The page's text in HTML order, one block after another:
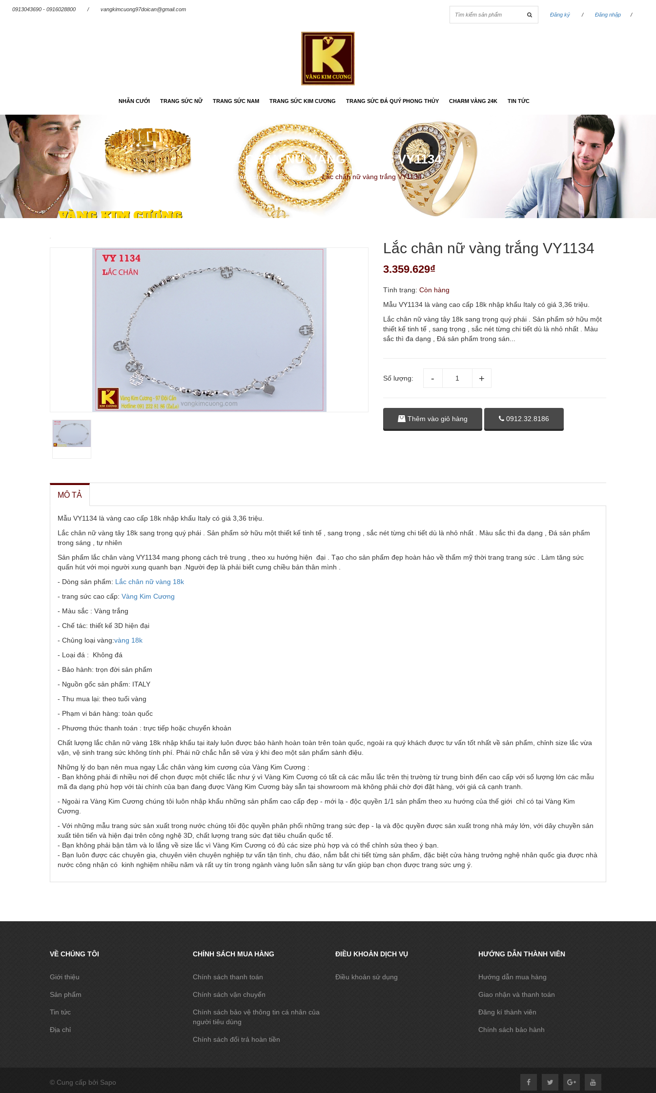
0913043690 - 0916028800 /
vangkimcuong97doican@gmail.com
Đăng ký
/ Đăng nhập /
NHẪN CƯỚI TRANG SỨC NỮ TRANG SỨC NAM TRANG SỨC KIM CƯƠNG TRANG SỨC ĐÁ QUÝ PHONG THỦY CHARM VÀNG 24K TIN TỨC
LẮC CHÂN NỮ VÀNG TRẮNG VY1134
Trang chủ Lắc chân nữ / Lắc chân nữ vàng trắng VY1134
Lắc chân nữ vàng trắng VY1134
3.359.629₫
Tình trạng: Còn hàng
Mẫu VY1134 là vàng cao cấp 18k nhập khẩu Italy có giá 3,36 triệu.
Lắc chân nữ vàng tây 18k sang trọng quý phái . Sản phẩm sở hữu một
thiết kế tinh tế , sang trọng , sắc nét từng chi tiết dù là nhỏ nhất . Màu
sắc thì đa dạng , Đá sản phẩm trong sán...
Số lượng:
Thêm vào giỏ hàng 0912.32.8186
MÔ TẢ
Mẫu VY1134 là vàng cao cấp 18k nhập khẩu Italy có giá 3,36 triệu.
Lắc chân nữ vàng tây 18k sang trọng quý phái . Sản phẩm sở hữu một thiết kế tinh tế , sang trọng , sắc nét từng chi tiết dù là nhỏ nhất . Màu sắc thì đa dạng , Đá sản phẩm
trong sáng , tự nhiên
Sản phẩm lắc chân vàng VY1134 mang phong cách trẻ trung , theo xu hướng hiện đại . Tạo cho sản phẩm đẹp hoàn hảo về thẩm mỹ thời trang trang sức . Làm tăng sức
quấn hút với mọi người xung quanh bạn .Người đẹp là phải biết cưng chiều bản thân mình .
- Dòng sản phẩm: Lắc chân nữ vàng 18k
- trang sức cao cấp: Vàng Kim Cương
- Màu sắc : Vàng trắng
- Chế tác: thiết kế 3D hiện đại
- Chủng loại vàng:vàng 18k
- Loại đá : Không đá
- Bảo hành: trọn đời sản phẩm
- Nguồn gốc sản phẩm: ITALY
- Thu mua lại: theo tuổi vàng
- Phạm vi bán hàng: toàn quốc
- Phương thức thanh toán : trực tiếp hoặc chuyển khoản
Chất lượng lắc chân nữ vàng 18k nhập khẩu tại italy luôn được bảo hành hoàn toàn trên toàn quốc, ngoài ra quý khách được tư vấn tốt nhất về sản phẩm, chỉnh size lắc vừa
vặn, vệ sinh trang sức không tính phí. Phái nữ chắc hẳn sẽ vừa ý khi đeo một sản phẩm sành điệu.
Những lý do bạn nên mua ngay Lắc chân vàng kim cương của Vàng Kim Cương :
- Bạn không phải đi nhiều nơi để chọn được một chiếc lắc như ý vì Vàng Kim Cương có tất cả các mẫu lắc trên thị trường từ trung bình đến cao cấp với số lượng lớn các mẫu
mã đa dạng phù hợp với tài chính của bạn đang được Vàng Kim Cương bày sẵn tại showroom mà không phải chờ đợi đặt hàng, với giá cả cạnh tranh.
- Ngoài ra Vàng Kim Cương chúng tôi luôn nhập khẩu những sản phẩm cao cấp đẹp - mới lạ - độc quyền 1/1 sản phẩm theo xu hướng của thế giới chỉ có tại Vàng Kim
Cương.
- Với những mẫu trang sức sản xuất trong nước chúng tôi độc quyền phân phối những trang sức đẹp - lạ và độc quyền được sản xuất trong nhà máy lớn, với dây chuyền sản
xuất tiên tiến và hiện đại trên công nghệ 3D, chất lượng trang sức đạt tiêu chuẩn quốc tế.
- Bạn không phải bận tâm và lo lắng về size lắc vì Vàng Kim Cương có đủ các size phù hợp và có thể chỉnh sửa theo ý bạn.
- Bạn luôn được các chuyên gia, chuyên viên chuyên nghiệp tư vấn tận tình, chu đáo, nắm bắt chi tiết từng sản phẩm, đặc biệt cửa hàng trưởng nghệ nhân quốc gia được nhà
nước công nhận có kinh nghiệm nhiều năm và rất uy tín trong ngành vàng luôn sẵn sàng tư vấn giúp bạn chọn được trang sức ưng ý.
VỀ CHÚNG TÔI
Giới thiệu
Sản phẩm
Tin tức
Địa chỉ
CHÍNH SÁCH MUA HÀNG
Chính sách thanh toán
Chính sách vận chuyển
Chính sách bảo vệ thông tin cá nhân của
người tiêu dùng
Chính sách đổi trả hoàn tiền
ĐIỀU KHOẢN DỊCH VỤ
Điều khoản sử dụng
HƯỚNG DẪN THÀNH VIÊN
Hướng dẫn mua hàng
Giao nhận và thanh toán
Đăng kí thành viên
Chính sách bảo hành
© Cung cấp bởi Sapo